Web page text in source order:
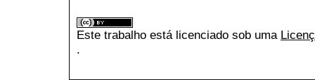
Este trabalho está licenciado sob uma
.